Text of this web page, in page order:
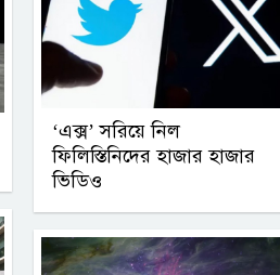
‘এক্স’ সরিয়ে নিল
ফিলিস্তিনিদের হাজার হাজার
ভিডিও